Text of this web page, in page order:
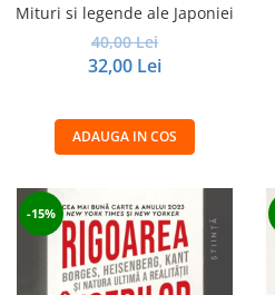
Mituri si legende ale Japoniei
40,00 Lei
32,00 Lei
ADAUGA IN COS
-15%